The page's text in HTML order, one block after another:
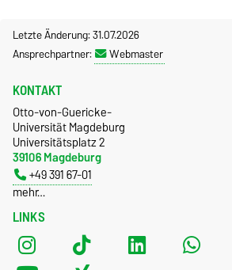
Letzte Änderung: 31.07.2026
Ansprechpartner:
Webmaster
LINKS
KONTAKT
Otto-von-Guericke-
Universität Magdeburg
Universitätsplatz 2
39106 Magdeburg
+49 391 67-01
mehr…